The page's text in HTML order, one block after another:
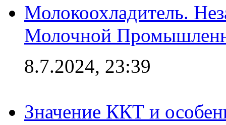
Молокоохладитель.
Молочной
8.7.2024, 23:39
Значение ККТ и